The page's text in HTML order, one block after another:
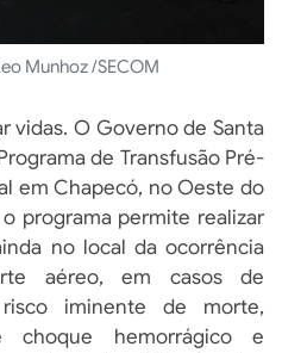
Munhoz /SECOM
vidas. O Governo de Santa
de Transfusão Pré-
em Chapecó, no Oeste do
programa permite realizar
no local da ocorrência
aéreo, em casos de
iminente de morte,
hemorrágico e